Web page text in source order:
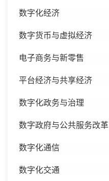
数字化经济
数字货币与虚拟经济
电子商务与新零售
平台经济与共享经济
数字化政务与治理
数字政府与公共服务改革
数字化通信
数字化交通